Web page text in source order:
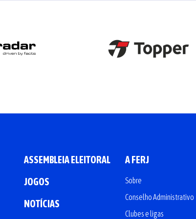
ASSEMBLEIA ELEITORAL
JOGOS
NOTÍCIAS
A FERJ
Sobre
Conselho Administrativo
Clubes e ligas